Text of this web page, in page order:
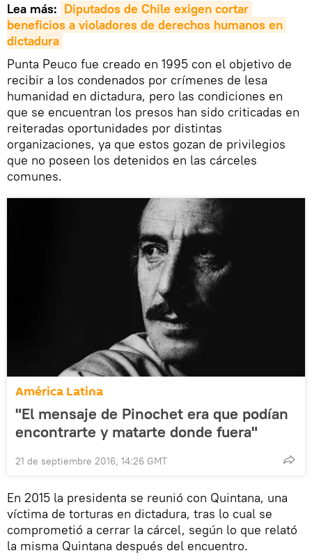
Lea más: Diputados de Chile exigen cortar
beneficios a violadores de derechos humanos en
dictadura
Punta Peuco fue creado en 1995 con el objetivo de
recibir a los condenados por crímenes de lesa
humanidad en dictadura, pero las condiciones en
que se encuentran los presos han sido criticadas en
reiteradas oportunidades por distintas
organizaciones, ya que estos gozan de privilegios
que no poseen los detenidos en las cárceles
comunes.
América Latina
"El mensaje de Pinochet era que podían
encontrarte y matarte donde fuera"
21 de septiembre 2016, 14:26 GMT
En 2015 la presidenta se reunió con Quintana, una
víctima de torturas en dictadura, tras lo cual se
comprometió a cerrar la cárcel, según lo que relató
la misma Quintana después del encuentro.